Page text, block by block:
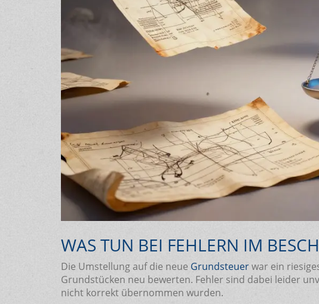
WAS TUN BEI FEHLERN IM
Die Umstellung auf die neue Grundsteuerwar ein
Grundstücken neu bewerten. Fehler sind dabei leider
nicht korrekt übernommen wurden.